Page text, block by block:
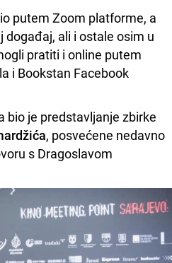
putem Zoom platforme, a
događaj, ali i ostale osim u
pratiti i online putem
i Bookstan Facebook
bio je predstavljanje zbirke
, posvećene nedavno
s Dragoslavom